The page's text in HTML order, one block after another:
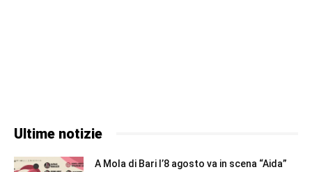
Ultime notizie
A Mola di Bari l’8 agosto va in scena “Aida”